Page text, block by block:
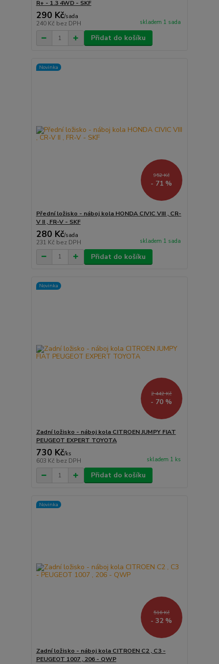
R+ - 1.3 4WD - SKF
290 Kč/sada
240 Kč bez DPH skladem 1 sada
Přidat do košíku
Novinka
952 Kč
- 71 %
Přední ložisko - náboj kola HONDA CIVIC VIII , CR-
V II , FR-V - SKF
280 Kč/sada
231 Kč bez DPH skladem 1 sada
Přidat do košíku
Novinka
2 442 Kč
- 70 %
Zadní ložisko - náboj kola CITROEN JUMPY FIAT
PEUGEOT EXPERT TOYOTA
730 Kč/ks
603 Kč bez DPH skladem 1 ks
Přidat do košíku
Novinka
516 Kč
- 32 %
Zadní ložisko - náboj kola CITROEN C2 , C3 -
PEUGEOT 1007 , 206 - QWP